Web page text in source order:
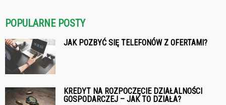
POPULARNE POSTY
JAK POZBYĆ SIĘ TELEFONÓW Z OFERTAMI?
KREDYT NA ROZPOCZĘCIE DZIAŁALNOŚCI
GOSPODARCZEJ – JAK TO DZIAŁA?